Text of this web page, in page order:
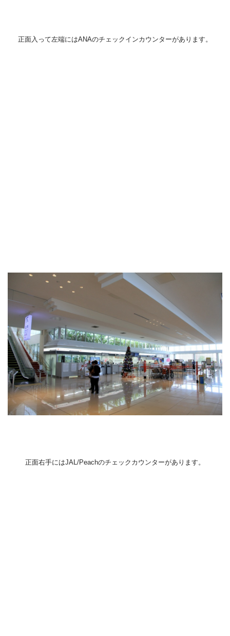
正面入って左端にはANAのチェックインカウンターがあります。
正面右手にはJAL/Peachのチェックカウンターがあります。